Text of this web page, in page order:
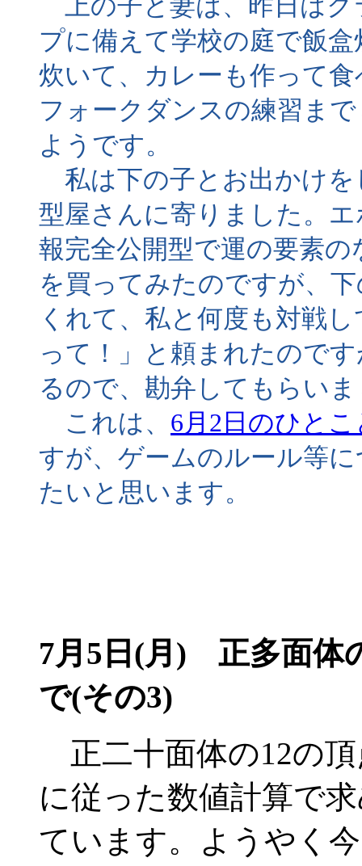
上の子と妻は、昨日はク
プに備えて学校の庭で飯
炊いて、カレーも作って
フォークダンスの練習ま
ようです。
私は下の子とお出かけを
型屋さんに寄りました。
報完全公開型で運の要素
を買ってみたのですが、
くれて、私と何度も対戦
って！」と頼まれたので
るので、勘弁してもらい
これは、 6月2日のひとこ
すが、ゲームのルール等
たいと思います。
7月5日(月) 正多面体
で(その3)
正二十面体の12の
に従った数値計算で
ています。ようやく